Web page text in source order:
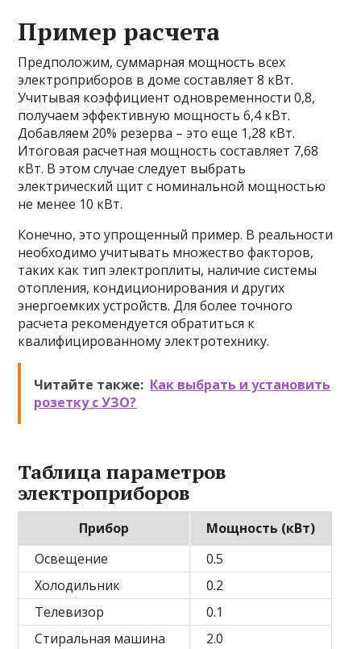
Пример расчета
Предположим, суммарная мощность всех
электроприборов в доме составляет 8 кВт.
Учитывая коэффициент одновременности 0,8,
получаем эффективную мощность 6,4 кВт.
Добавляем 20% резерва – это еще 1,28 кВт.
Итоговая расчетная мощность составляет 7,68
кВт. В этом случае следует выбрать
электрический щит с номинальной мощностью
не менее 10 кВт.
Конечно, это упрощенный пример. В реальности
необходимо учитывать множество факторов,
таких как тип электроплиты, наличие системы
отопления, кондиционирования и других
энергоемких устройств. Для более точного
расчета рекомендуется обратиться к
квалифицированному электротехнику.
Читайте также: Как выбрать и установить
розетку с УЗО?
Таблица параметров
электроприборов
Прибор
Мощность (кВт)
Освещение
0.5
Холодильник
0.2
Телевизор
0.1
Стиральная машина
2.0